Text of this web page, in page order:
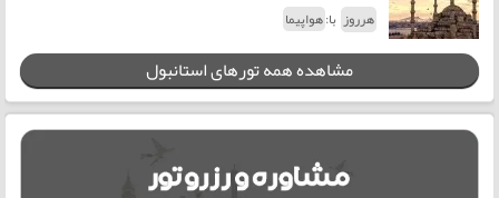
هرروز با:هواپیما
مشاهده همه تورهای استانبول